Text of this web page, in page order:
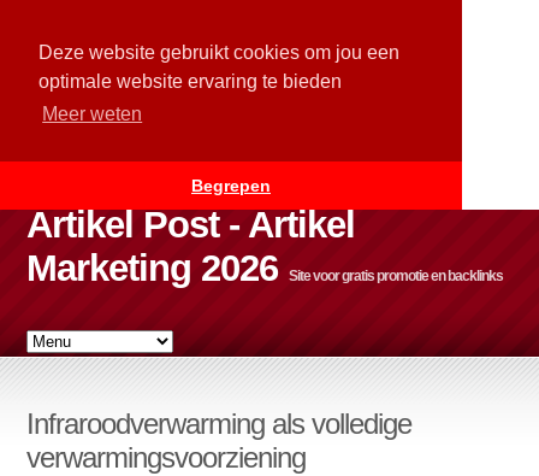
Deze website gebruikt cookies om jou een
optimale website ervaring te bieden
Meer weten
Begrepen
Artikel Post - Artikel
Marketing 2026
Site voor gratis promotie en backlinks
Infraroodverwarming als volledige
verwarmingsvoorziening